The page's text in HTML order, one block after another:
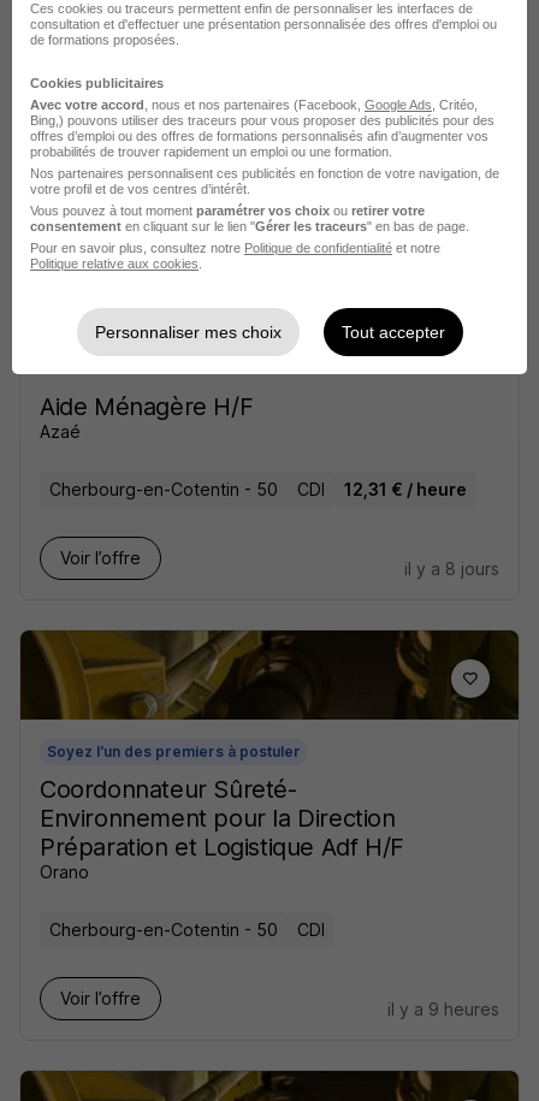
Azaé
Cherbourg-en-Cotentin - 50 CDI 12,31 € / heure
Voir l’offre
il y a 8 jours
Aide Ménagère H/F
Azaé
Cherbourg-en-Cotentin - 50 CDI 12,31 € / heure
Voir l’offre
il y a 8 jours
Soyez l'un des premiers à postuler
Coordonnateur Sûreté-
Environnement pour la Direction
Préparation et Logistique Adf H/F
Orano
Cherbourg-en-Cotentin - 50 CDI
Voir l’offre
il y a 9 heures
Ces cookies ou traceurs permettent enfin de personnaliser les interfaces de
consultation et d'effectuer une présentation personnalisée des offres d'emploi ou
de formations proposées.
Cookies publicitaires
Avec votre accord , nous et nos partenaires (Facebook, Google Ads , Critéo,
Bing,) pouvons utiliser des traceurs pour vous proposer des publicités pour des
offres d’emploi ou des offres de formations personnalisés afin d’augmenter vos
probabilités de trouver rapidement un emploi ou une formation.
Nos partenaires personnalisent ces publicités en fonction de votre navigation, de
votre profil et de vos centres d’intérêt.
Vous pouvez à tout moment paramétrer vos choix ou retirer votre
consentement en cliquant sur le lien "Gérer les traceurs" en bas de page.
Pour en savoir plus, consultez notre Politique de confidentialité et notre
Politique relative aux cookies
Personnaliser mes choix Tout accepter